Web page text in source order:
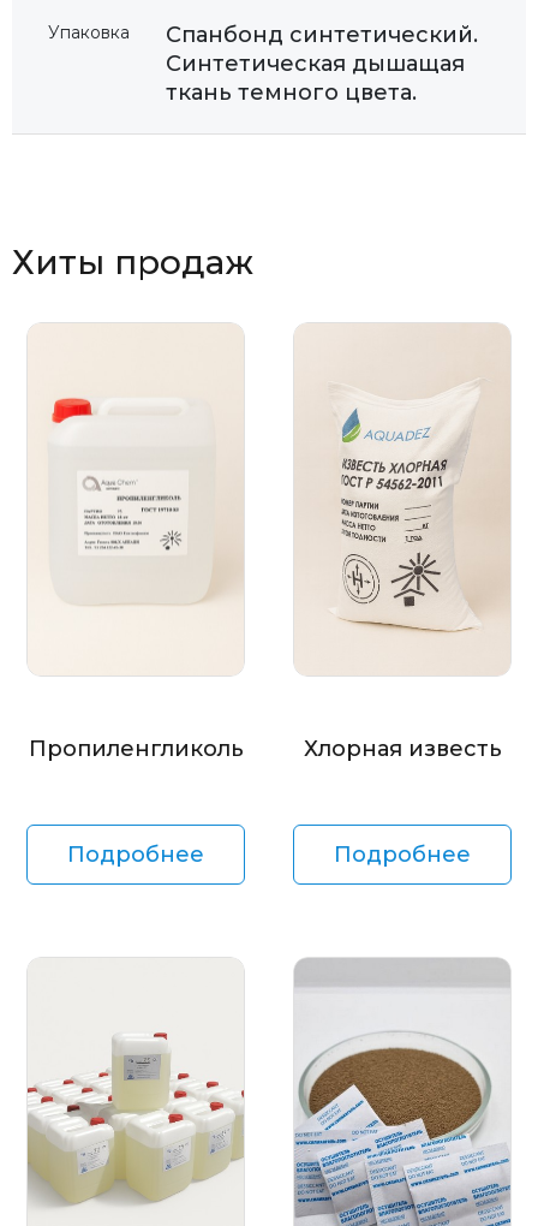
Упаковка
Спанбонд синтетический.
Синтетическая дышащая
ткань темного цвета.
Хиты продаж
Пропиленгликоль
Подробнее
Хлорная известь
Подробнее